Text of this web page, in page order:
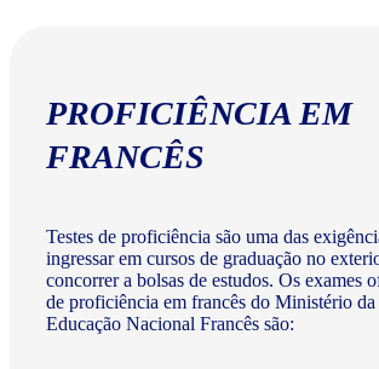
PROFICIÊNCIA EM
FRANCÊS
Testes de proficiência são uma das
ingressar em cursos de graduação no
concorrer a bolsas de estudos. Os exames
de proficiência em francês do Ministério da
Educação Nacional Francês são: